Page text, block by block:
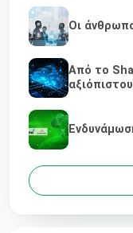
Οι
Από το
αξιόπιστου